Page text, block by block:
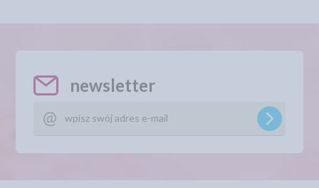
newsletter